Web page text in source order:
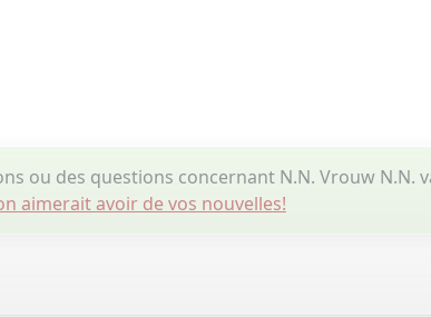
ou des questions concernant N.N. Vrouw N.N.
aimerait avoir de vos nouvelles!